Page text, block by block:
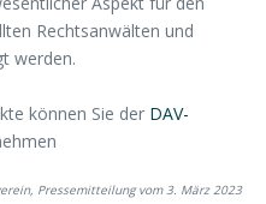
Rechtsanwälten und
werden.
können Sie der DAV-
Pressemitteilung vom 3. März 2023